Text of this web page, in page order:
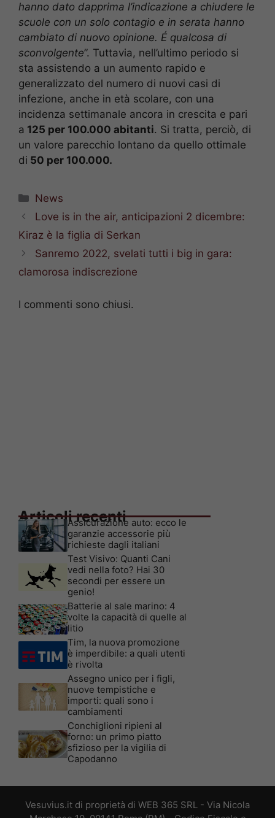
hanno dato dapprima l’indicazione a chiudere le
scuole con un solo contagio e in serata hanno
cambiato di nuovo opinione. É qualcosa di
sconvolgente”. Tuttavia, nell’ultimo periodo si
sta assistendo a un aumento rapido e
generalizzato del numero di nuovi casi di
infezione, anche in età scolare, con una
incidenza settimanale ancora in crescita e pari
a 125 per 100.000 abitanti. Si tratta, perciò, di
un valore parecchio lontano da quello ottimale
di 50 per 100.000.
Categorie
News
Love is in the air, anticipazioni 2 dicembre:
Kiraz è la figlia di Serkan
Sanremo 2022, svelati tutti i big in gara:
clamorosa indiscrezione
I commenti sono chiusi.
Articoli recenti
Assicurazione auto: ecco le
garanzie accessorie più
richieste dagli italiani
Test Visivo: Quanti Cani
vedi nella foto? Hai 30
secondi per essere un
genio!
Batterie al sale marino: 4
volte la capacità di quelle al
litio
Tim, la nuova promozione
è imperdibile: a quali utenti
è rivolta
Assegno unico per i figli,
nuove tempistiche e
importi: quali sono i
cambiamenti
Conchiglioni ripieni al
forno: un primo piatto
sfizioso per la vigilia di
Capodanno
Vesuvius.it di proprietà di WEB 365 SRL - Via Nicola